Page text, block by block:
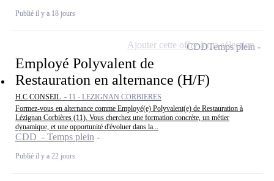
Publié il y a 18 jours
Employé Polyvalent de
Restauration en alternance (H/F)
H.C CONSEIL - 11 - LEZIGNAN CORBIERES
Formez-vous en alternance comme Employé(e) Polyvalent(e) de Restauration à
Lézignan Corbières (11). Vous cherchez une formation concrète, un métier
dynamique, et une opportunité d'évoluer dans la...
CDD - Temps plein
Publié il y a 22 jours
CDDTemps plein
Ajouter cette offre à ma sélection